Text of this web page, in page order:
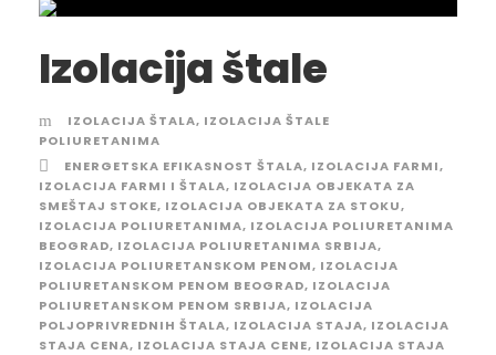
Izolacija štale
IZOLACIJA ŠTALA, IZOLACIJA ŠTALE
POLIURETANIMA
ENERGETSKA EFIKASNOST ŠTALA, IZOLACIJA FARMI,
IZOLACIJA FARMI I ŠTALA, IZOLACIJA OBJEKATA ZA
SMEŠTAJ STOKE, IZOLACIJA OBJEKATA ZA STOKU,
IZOLACIJA POLIURETANIMA, IZOLACIJA POLIURETANIMA
BEOGRAD, IZOLACIJA POLIURETANIMA SRBIJA,
IZOLACIJA POLIURETANSKOM PENOM, IZOLACIJA
POLIURETANSKOM PENOM BEOGRAD, IZOLACIJA
POLIURETANSKOM PENOM SRBIJA, IZOLACIJA
POLJOPRIVREDNIH ŠTALA, IZOLACIJA STAJA, IZOLACIJA
STAJA CENA, IZOLACIJA STAJA CENE, IZOLACIJA STAJA